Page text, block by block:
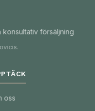
försäljning
oss